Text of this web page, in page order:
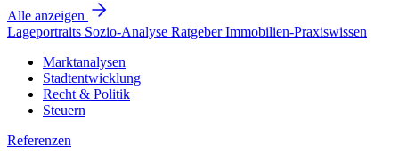
Alle anzeigen
Lageportraits Sozio-Analyse RatgeberImmobilien-Praxiswissen
Marktanalysen
Stadtentwicklung
Recht & Politik
Steuern
Referenzen